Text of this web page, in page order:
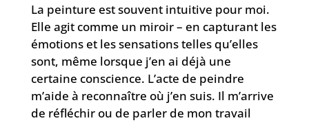
La peinture est souvent intuitive pour moi.
Elle agit comme un miroir – en capturant les
émotions et les sensations telles qu’elles
sont, même lorsque j’en ai déjà une
certaine conscience. L’acte de peindre
m’aide à reconnaître où j’en suis. Il m’arrive
de réfléchir ou de parler de mon travail